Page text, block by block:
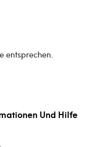
entsprechen.
Und Hilfe